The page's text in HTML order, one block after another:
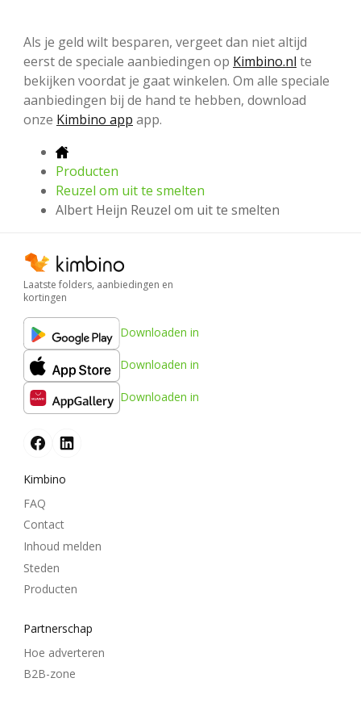
Als je geld wilt besparen, vergeet dan niet altijd
eerst de speciale aanbiedingen op Kimbino.nl te
bekijken voordat je gaat winkelen. Om alle speciale
aanbiedingen bij de hand te hebben, download
onze Kimbino app app.
Producten
Reuzel om uit te smelten
Albert Heijn Reuzel om uit te smelten
Laatste folders, aanbiedingen en
kortingen
Downloaden in
Downloaden in
Downloaden in
Kimbino
FAQ
Contact
Inhoud melden
Steden
Producten
Partnerschap
Hoe adverteren
B2B-zone